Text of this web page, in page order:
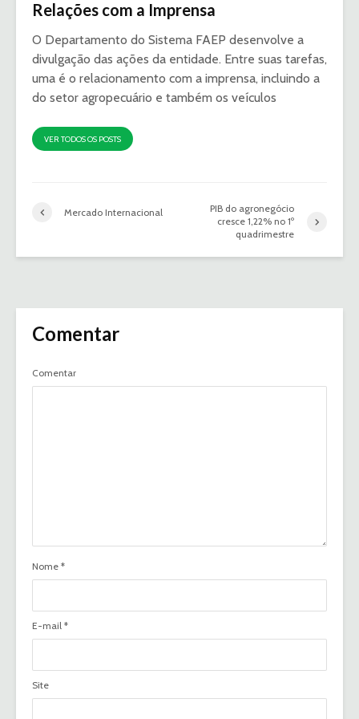
Relações com a Imprensa
O Departamento do Sistema FAEP desenvolve a
divulgação das ações da entidade. Entre suas tarefas,
uma é o relacionamento com a imprensa, incluindo a
do setor agropecuário e também os veículos
VER TODOS OS POSTS
Mercado Internacional
PIB do agronegócio
cresce 1,22% no 1º
quadrimestre
Comentar
Comentar
Nome *
E-mail *
Site